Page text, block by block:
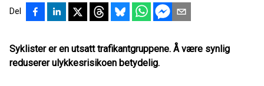
Del
Syklister er en utsatt trafikantgruppene. Å være synlig
reduserer ulykkesrisikoen betydelig.